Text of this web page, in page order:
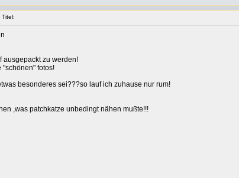
Titel:
ausgepackt zu werden!
"schönen" fotos!
besonderes sei???so lauf ich zuhause nur rum!
,was patchkatze unbedingt nähen mußte!!!